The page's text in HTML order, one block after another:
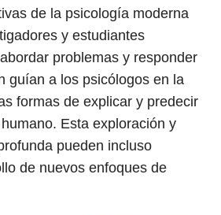
de la psicología moderna
y estudiantes
problemas y responder
guían a los psicólogos en la
formas de explicar y predecir
Esta exploración y
pueden incluso
de nuevos enfoques de